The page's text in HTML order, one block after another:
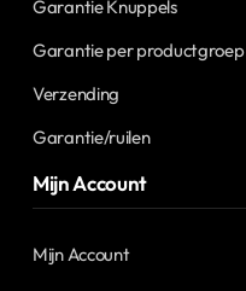
Garantie Knuppels
Garantie per productgroep
Verzending
Garantie/ruilen
Mijn Account
Mijn Account